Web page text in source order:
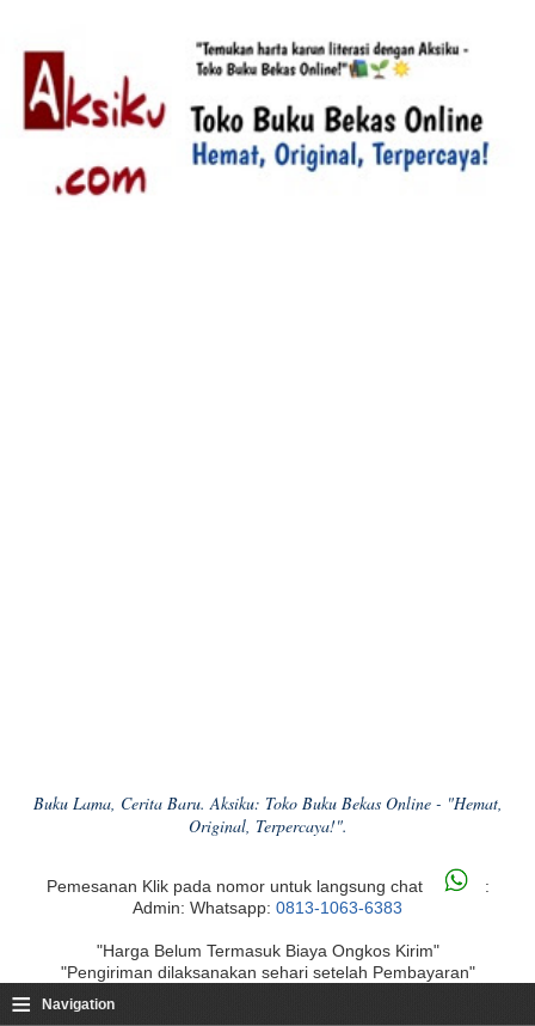
Buku Lama, Cerita Baru. Aksiku: Toko Buku Bekas Online - "Hemat,
Original, Terpercaya!".
Pemesanan Klik pada nomor untuk langsung chat
:
Admin: Whatsapp: 0813-1063-6383
"Harga Belum Termasuk Biaya Ongkos Kirim"
"Pengiriman dilaksanakan sehari setelah Pembayaran"
≡ Navigation